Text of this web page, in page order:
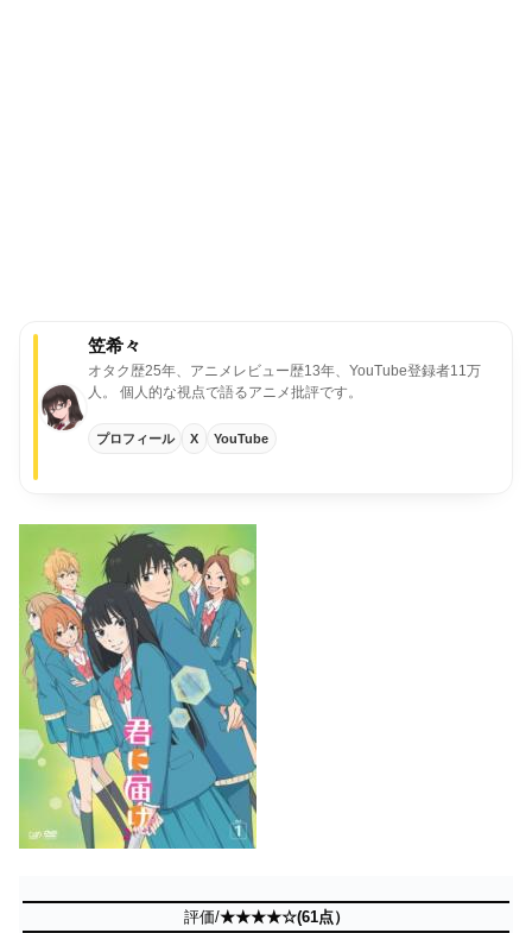
笠希々
オタク歴25年、アニメレビュー歴13年、YouTube登録者11万
人。
個人的な視点で語るアニメ批評です。
プロフィール X YouTube
評価/★★★★☆(61点）